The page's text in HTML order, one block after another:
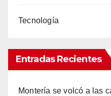
Tecnología
Entradas Recientes
Montería se volcó a las